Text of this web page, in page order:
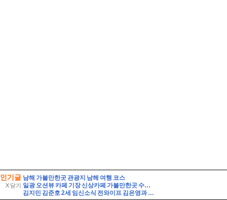
인기글
X 닫기
남해 가볼만한곳 관광지 남해 여행 코스
일광 오션뷰 카페 기장 신상카페 가볼만한곳 수목당 베이커리
김지민 김준호 2세 임신소식 전와이프 김은영과 자녀는?